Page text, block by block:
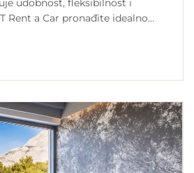
udobnost, fleksibilnost i
Rent a Car pronađite idealno
do luksuznih modela koji
mogućnost preuzimanja vozila
omogućuju vam […]